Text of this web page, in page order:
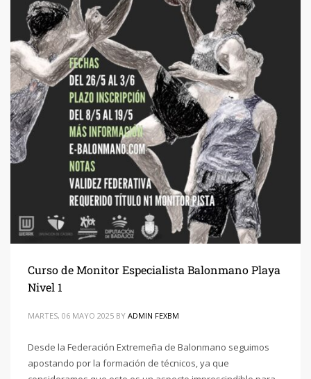
Curso de Monitor Especialista Balonmano Playa
Nivel 1
MARTES, 06 MAYO 2025 BY ADMIN FEXBM
Desde la Federación Extremeña de Balonmano seguimos
apostando por la formación de técnicos, ya que